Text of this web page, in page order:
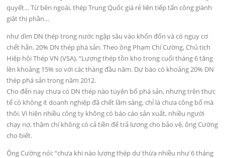
quyết… Từ bên ngoài, thép Trung Quốc giá rẻ liên tiếp tấn công giành
giật thị phần…
như dìm DN thép trong nước ngập sâu vào khốn đốn và có nguy cơ
chết hẳn. 20% DN thép phá sản. Theo ông Phạm Chí Cường, Chủ tịch
Hiệp hội Thép VN (VSA), “Lượng thép tồn kho trong cuối tháng 6 tăng
lên khoảng 15% so với các tháng đầu năm. Dự báo có khoảng 20% DN
thép phá sản trong năm 2012.
Cho đến nay chưa có DN thép nào tuyên bố phá sản, nhưng trên thực
tế có không ít doanh nghiệp đã chết lâm sàng, chỉ là chưa công bố mà
thôi. Vì hiện nhiều công ty không có báo cáo sản xuất, nhiều người
chạy nợ, thậm chí không có cả tiền để trả lương cho bảo vệ, ông Cường
cho biết.
Ông Cường nói: “chưa khi nào lượng thép dư thừa nhiều như 6 tháng